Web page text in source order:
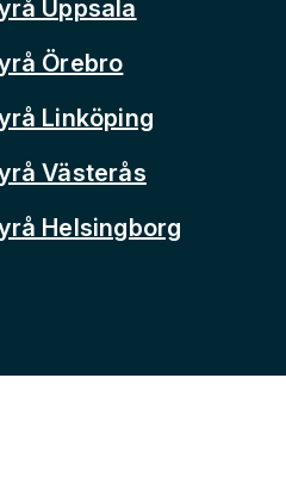
Uppsala
Örebro
Linköping
Västerås
Helsingborg